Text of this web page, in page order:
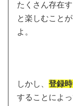
たくさん存在
と楽しむこと
よ。
しかし、登録
することによ